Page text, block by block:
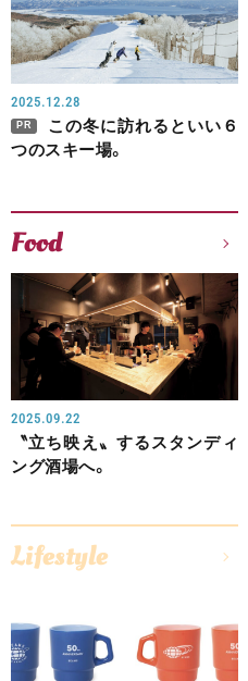
2025.12.28
PR
この冬に訪れるといい６
つのスキー場。
Food
2025.09.22
〝立ち映え〟するスタンディ
ング酒場へ。
Lifestyle